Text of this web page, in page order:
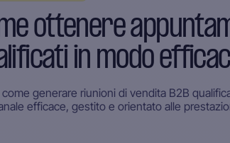
ottenere
in modo
generare riunioni di vendita B2B
efficace, gestito e orientato alle